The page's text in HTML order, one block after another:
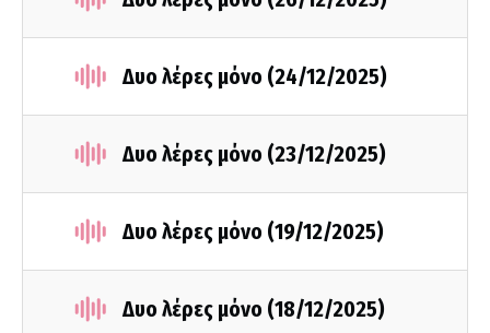
Δυο λέρες μόνο (24/12/2025)
Δυο λέρες μόνο (23/12/2025)
Δυο λέρες μόνο (19/12/2025)
Δυο λέρες μόνο (18/12/2025)